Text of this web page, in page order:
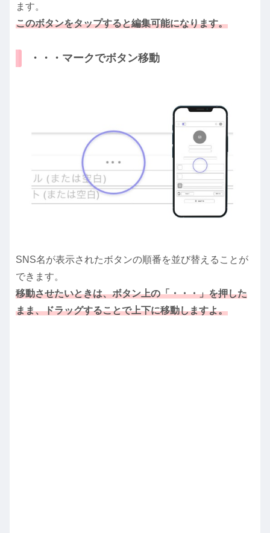
ます。
このボタンをタップすると編集可能になります。
・・・マークでボタン移動
SNS名が表示されたボタンの順番を並び替えることが
できます。
移動させたいときは、ボタン上の「・・・」を押した
まま、ドラッグすることで上下に移動しますよ。